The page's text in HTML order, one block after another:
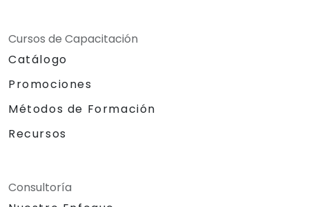
Cursos de Capacitación
Catálogo
Promociones
Métodos de Formación
Recursos
Consultoría